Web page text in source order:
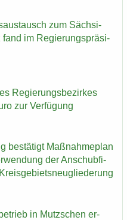
zum Säch­si­
fand im Re­gie­rungs­prä­si­
Re­gie­rungs­be­zir­kes
zur Ver­fü­gung
be­stä­tigt Maß­nah­me­plan
der An­schub­fi­
in Mutz­schen er­